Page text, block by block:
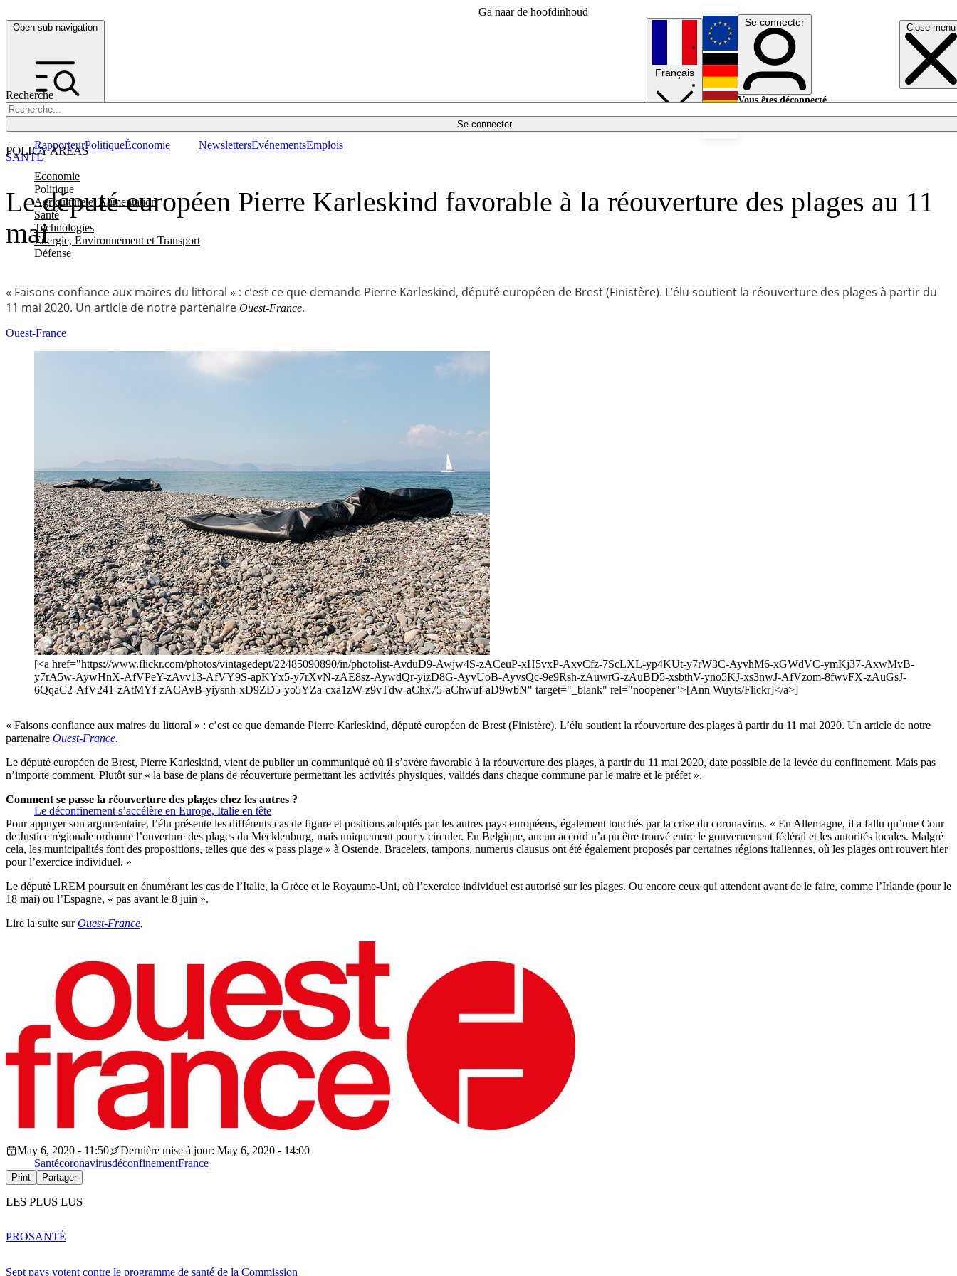
Ga naar de hoofdinhoud
Open sub navigation Close menu
Recherche
Se connecter
POLICY AREAS
Economie
Politique
Agriculture et Alimentation
Santé
Technologies
Energie, Environnement et Transport
Défense
RapporteurPolitiqueÉconomie NewslettersEvénementsEmplois
Français
English
Deutsch
Se connecter
Vous êtes déconnecté.
Le député européen Pierre Karleskind favorable à la réouverture des plages au 11
mai
« Faisons confiance aux maires du littoral » : c’est ce que demande Pierre Karleskind, député européen de Brest (Finistère). L’élu soutient la réouverture des plages à partir du
11 mai 2020. Un article de notre partenaire Ouest-France.
SANTÉ
Ouest-France
[<a href="https://www.flickr.com/photos/vintagedept/22485090890/in/photolist-AvduD9-Awjw4S-zACeuP-xH5vxP-AxvCfz-7ScLXL-yp4KUt-y7rW3C-AyvhM6-xGWdVC-ymKj37-AxwMvB-
y7rA5w-AywHnX-AfVPeY-zAvv13-AfVY9S-apKYx5-y7rXvN-zAE8sz-AywdQr-yizD8G-AyvUoB-AyvsQc-9e9Rsh-zAuwrG-zAuBD5-xsbthV-yno5KJ-xs3nwJ-AfVzom-8fwvFX-zAuGsJ-
6QqaC2-AfV241-zAtMYf-zACAvB-yiysnh-xD9ZD5-yo5YZa-cxa1zW-z9vTdw-aChx75-aChwuf-aD9wbN" target="_blank" rel="noopener">[Ann Wuyts/Flickr]</a>]
« Faisons confiance aux maires du littoral » : c’est ce que demande Pierre Karleskind, député européen de Brest (Finistère). L’élu soutient la réouverture des plages à partir du 11 mai 2020. Un article de notre
partenaire Ouest-France.
Le député européen de Brest, Pierre Karleskind, vient de publier un communiqué où il s’avère favorable à la réouverture des plages, à partir du 11 mai 2020, date possible de la levée du confinement. Mais pas
n’importe comment. Plutôt sur « la base de plans de réouverture permettant les activités physiques, validés dans chaque commune par le maire et le préfet ».
Le déconfinement s’accélère en Europe, Italie en tête
Comment se passe la réouverture des plages chez les autres ?
Pour appuyer son argumentaire, l’élu présente les différents cas de figure et positions adoptés par les autres pays européens, également touchés par la crise du coronavirus. « En Allemagne, il a fallu qu’une Cour
de Justice régionale ordonne l’ouverture des plages du Mecklenburg, mais uniquement pour y circuler. En Belgique, aucun accord n’a pu être trouvé entre le gouvernement fédéral et les autorités locales. Malgré
cela, les municipalités font des propositions, telles que des « pass plage » à Ostende. Bracelets, tampons, numerus clausus ont été également proposés par certaines régions italiennes, où les plages ont rouvert hier
pour l’exercice individuel. »
Le député LREM poursuit en énumérant les cas de l’Italie, la Grèce et le Royaume-Uni, où l’exercice individuel est autorisé sur les plages. Ou encore ceux qui attendent avant de le faire, comme l’Irlande (pour le
18 mai) ou l’Espagne, « pas avant le 8 juin ».
Lire la suite surOuest-France.
May 6, 2020 - 11:50
Dernière mise à jour: May 6, 2020 - 14:00
SantécoronavirusdéconfinementFrance
Print Partager
LES PLUS LUS
Sept pays votent contre le programme de santé de la Commission
PROSANTÉ